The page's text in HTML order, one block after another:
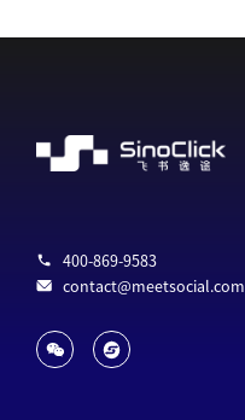
400-869-9583
contact@meetsocial.com